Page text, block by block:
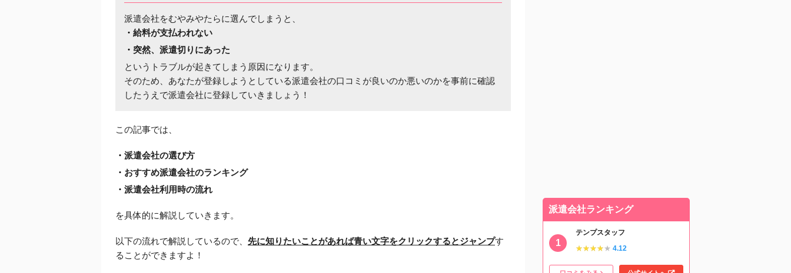
派遣会社をむやみやたらに選んでしまうと、
給料が支払われない
突然、派遣切りにあった
というトラブルが起きてしまう原因になります。
そのため、あなたが登録しようとしている派遣会社の口コミが良いのか悪いのかを事前に確認
したうえで派遣会社に登録していきましょう！
この記事では、
派遣会社の選び方
おすすめ派遣会社のランキング
派遣会社利用時の流れ
を具体的に解説していきます。
以下の流れで解説しているので、 先に知りたいことがあれば青い文字をクリックするとジャンプす
ることができますよ！
派遣会社ランキング
テンプスタッフ
★★★★★
★★★★★ 4.12